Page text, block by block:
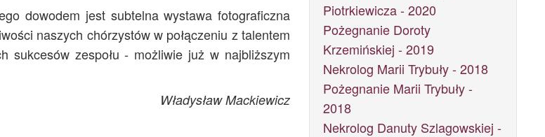
dowodem jest subtelna wystawa fotograficzna
naszych chórzystów w połączeniu z talentem
sukcesów zespołu - możliwie już w najbliższym
Władysław Mackiewicz
Piotrkiewicza - 2020
Pożegnanie Doroty
Krzemińskiej - 2019
Nekrolog Marii Trybuły - 2018
Pożegnanie Marii Trybuły -
2018
Nekrolog Danuty Szlagowskiej -